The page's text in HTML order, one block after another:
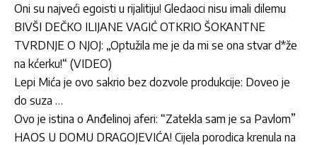
Oni su najveći egoisti u rijalitiju! Gledaoci nisu imali dilemu
BIVŠI DEČKO ILIJANE VAGIĆ OTKRIO ŠOKANTNE
TVRDNJE O NJOJ: „Optužila me je da mi se ona stvar d*že
na kćerku!“ (VIDEO)
Lepi Mića je ovo sakrio bez dozvole produkcije: Doveo je
do suza …
Ovo je istina o Anđelinoj aferi: “Zatekla sam je sa Pavlom”
HAOS U DOMU DRAGOJEVIĆA! Cijela porodica krenula na